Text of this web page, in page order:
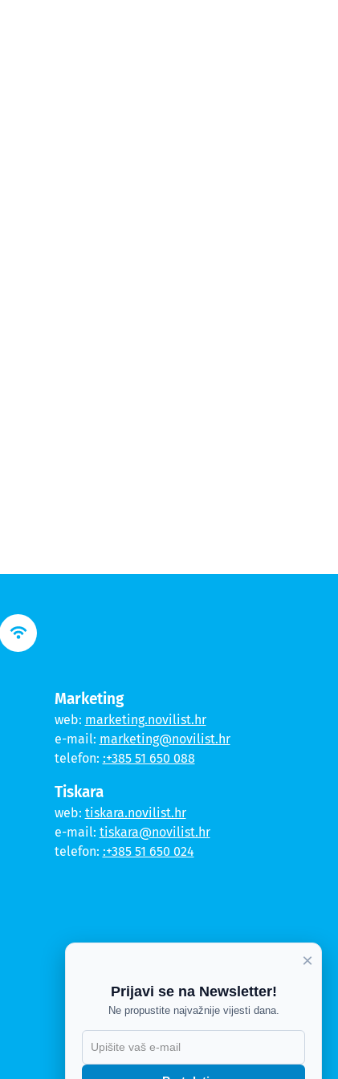
Marketing
web: marketing.novilist.hr
e-mail: marketing@novilist.hr
telefon: :+385 51 650 088
Tiskara
web: tiskara.novilist.hr
e-mail: tiskara@novilist.hr
telefon: :+385 51 650 024
×
Prijavi se na Newsletter!
Ne propustite najvažnije vijesti dana.